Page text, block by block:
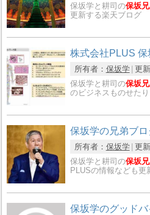
保坂学と耕司の保坂
更新する楽天ブログ
株式会社PLUS
所有者： 保坂学 更新
保坂学と耕司の保坂
のビジネスものせたり
保坂学の兄弟ブロ
所有者： 保坂学 更新
保坂学と耕司の保坂
PLUSの情報なども更
保坂学のグッド